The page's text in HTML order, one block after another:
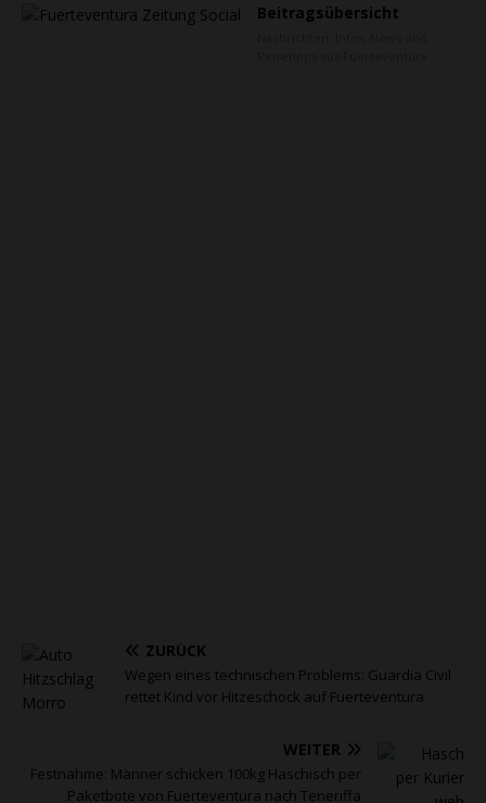
Beitragsübersicht
ZURÜCK
Wegen eines technischen Problems: Guardia Civil
rettet Kind vor Hitzeschock auf Fuerteventura
WEITER
Festnahme: Männer schicken 100kg Haschisch per
Paketbote von Fuerteventura nach Teneriffa